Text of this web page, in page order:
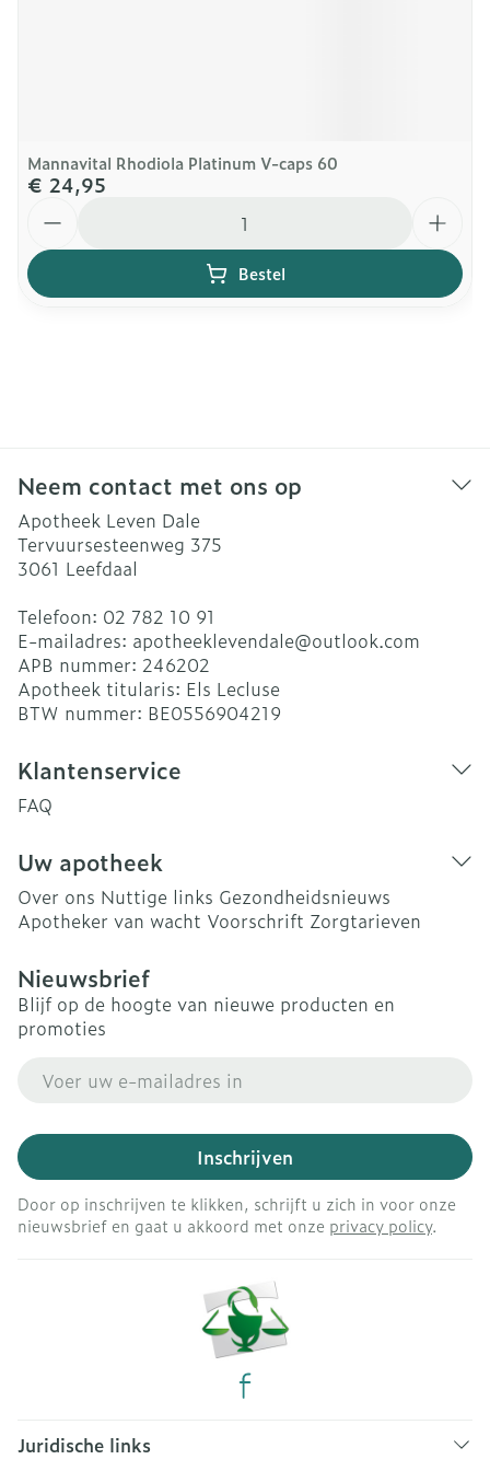
Mannavital Rhodiola Platinum V-caps 60
€ 24,95
Bestel
Neem contact met ons op
Apotheek Leven Dale
Tervuursesteenweg 375
3061 Leefdaal
Telefoon: 02 782 10 91
E-mailadres: apotheeklevendale@outlook.com
APB nummer: 246202
Apotheek titularis: Els Lecluse
BTW nummer: BE0556904219
Klantenservice
FAQ
Uw apotheek
Over ons Nuttige links Gezondheidsnieuws
Apotheker van wacht Voorschrift Zorgtarieven
Nieuwsbrief
Blijf op de hoogte van nieuwe producten en
promoties
Inschrijven
Door op inschrijven te klikken, schrijft u zich in voor onze
nieuwsbrief en gaat u akkoord met onze privacy policy.
Juridische links